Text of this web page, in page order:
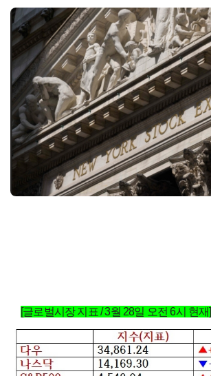
[글로벌시장 지표 / 3월 28일 오전 6시 현재]